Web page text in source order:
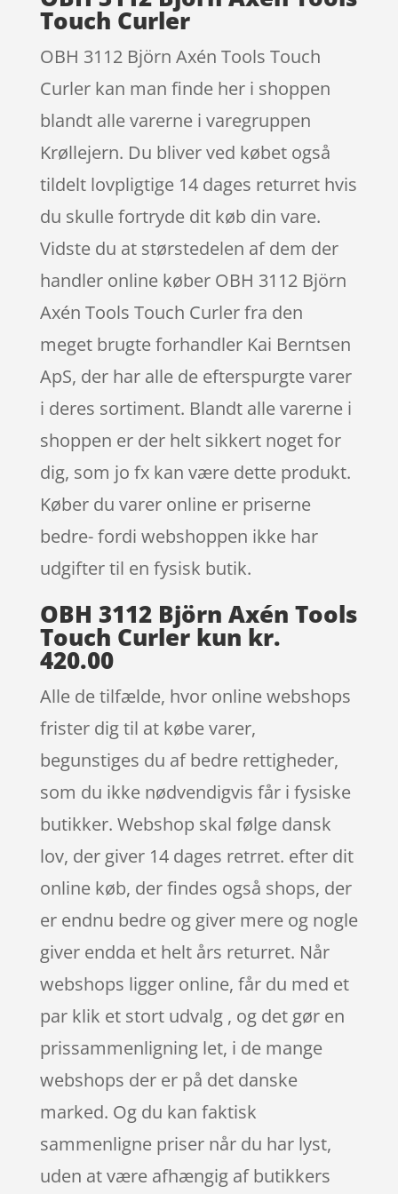
Touch Curler
OBH 3112 Björn Axén Tools Touch
Curler kan man finde her i shoppen
blandt alle varerne i varegruppen
Krøllejern. Du bliver ved købet også
tildelt lovpligtige 14 dages returret hvis
du skulle fortryde dit køb din vare.
Vidste du at størstedelen af dem der
handler online køber OBH 3112 Björn
Axén Tools Touch Curler fra den
meget brugte forhandler Kai Berntsen
ApS, der har alle de efterspurgte varer
i deres sortiment. Blandt alle varerne i
shoppen er der helt sikkert noget for
dig, som jo fx kan være dette produkt.
Køber du varer online er priserne
bedre- fordi webshoppen ikke har
udgifter til en fysisk butik.
OBH 3112 Björn Axén Tools
Touch Curler kun kr.
420.00
Alle de tilfælde, hvor online webshops
frister dig til at købe varer,
begunstiges du af bedre rettigheder,
som du ikke nødvendigvis får i fysiske
butikker. Webshop skal følge dansk
lov, der giver 14 dages retrret. efter dit
online køb, der findes også shops, der
er endnu bedre og giver mere og nogle
giver endda et helt års returret. Når
webshops ligger online, får du med et
par klik et stort udvalg , og det gør en
prissammenligning let, i de mange
webshops der er på det danske
marked. Og du kan faktisk
sammenligne priser når du har lyst,
uden at være afhængig af butikkers